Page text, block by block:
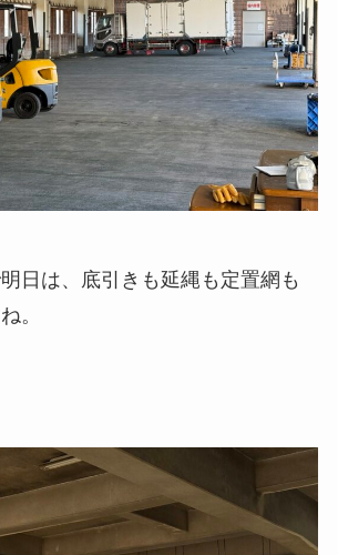
日は、底引きも延縄も定置網も
。